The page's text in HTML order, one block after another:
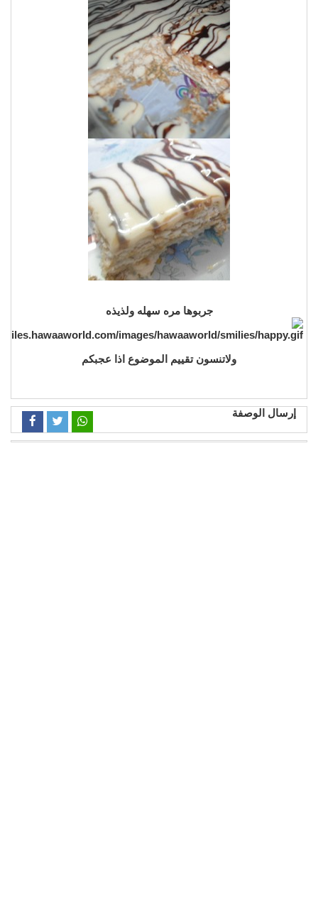
جربوها مره سهله ولذيذه
ولاتنسون تقييم الموضوع اذا عجبكم
إرسال الوصفة